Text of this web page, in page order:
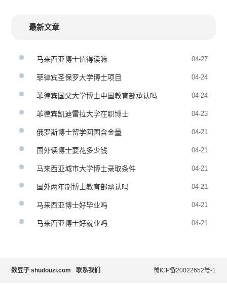
最新文章
马来西亚博士值得读嘛 04-27
菲律宾圣保罗大学博士项目 04-24
菲律宾国父大学博士中国教育部承认吗 04-24
菲律宾凯迪雷拉大学在职博士 04-23
俄罗斯博士留学回国含金量 04-21
国外读博士要花多少钱 04-21
马来西亚城市大学博士录取条件 04-21
国外两年制博士教育部承认吗 04-21
马来西亚博士好毕业吗 04-21
马来西亚博士好就业吗 04-21
数豆子 shudouzi.com 联系我们 蜀ICP备20022652号-1